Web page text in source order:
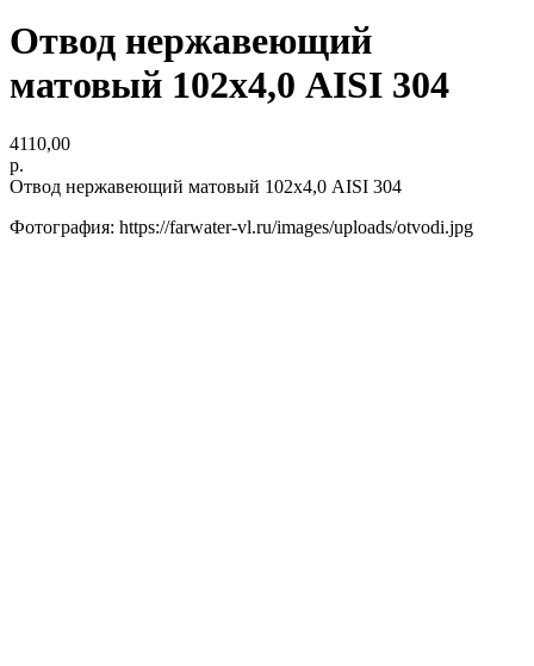
Отвод нержавеющий
матовый 102х4,0 AISI 304
4110,00
р.
Отвод нержавеющий матовый 102х4,0 AISI 304
Фотография: https://farwater-vl.ru/images/uploads/otvodi.jpg